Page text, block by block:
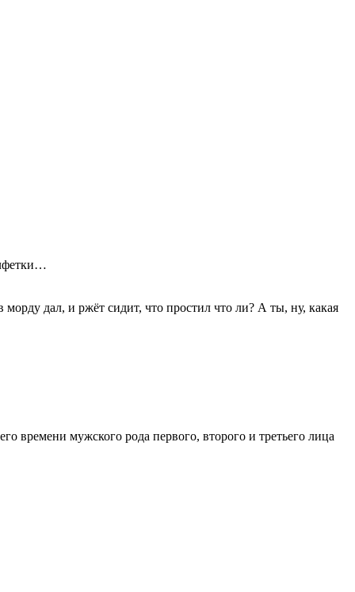
дал, и ржёт сидит, что простил что ли? А ты, ну, какая
времени мужского рода первого, второго и третьего лица